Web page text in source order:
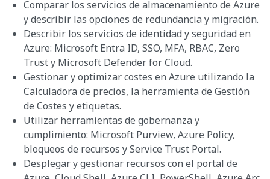
Comparar los servicios de almacenamiento de Azure
y describir las opciones de redundancia y migración.
Describir los servicios de identidad y seguridad en
Azure: Microsoft Entra ID, SSO, MFA, RBAC, Zero
Trust y Microsoft Defender for Cloud.
Gestionar y optimizar costes en Azure utilizando la
Calculadora de precios, la herramienta de Gestión
de Costes y etiquetas.
Utilizar herramientas de gobernanza y
cumplimiento: Microsoft Purview, Azure Policy,
bloqueos de recursos y Service Trust Portal.
Desplegar y gestionar recursos con el portal de